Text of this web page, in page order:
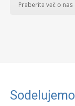
Preberite več o nas